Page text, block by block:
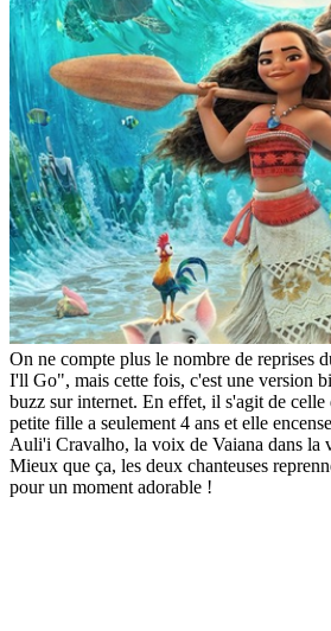
On ne compte plus le nombre de reprises
I'll Go", mais cette fois, c'est une version
buzz sur internet. En effet, il s'agit de
petite fille a seulement 4 ans et elle
Auli'i Cravalho, la voix de Vaiana dans la
Mieux que ça, les deux chanteuses
pour un moment adorable !